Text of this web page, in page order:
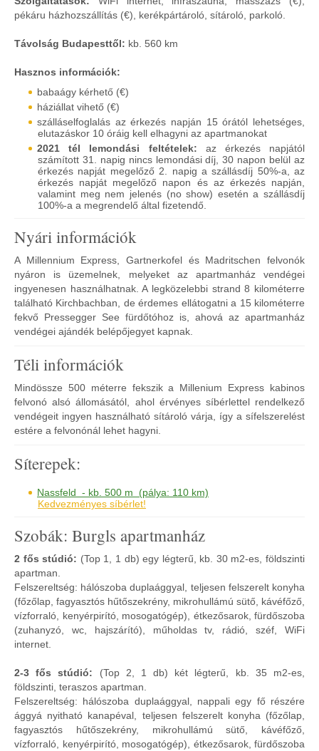
pékáru házhozszállítás (€), kerékpártároló, sítároló, parkoló.
Távolság Budapesttől: kb. 560 km
Hasznos információk:
babaágy kérhető (€)
háziállat vihető (€)
szálláselfoglalás az érkezés napján 15 órától lehetséges,
elutazáskor 10 óráig kell elhagyni az apartmanokat
2021 tél lemondási feltételek: az érkezés napjától
számított 31. napig nincs lemondási díj, 30 napon belül az
érkezés napját megelőző 2. napig a szállásdíj 50%-a, az
érkezés napját megelőző napon és az érkezés napján,
valamint meg nem jelenés (no show) esetén a szállásdíj
100%-a a megrendelő által fizetendő.
Nyári információk
A Millennium Express, Gartnerkofel és Madritschen felvonók
nyáron is üzemelnek, melyeket az apartmanház vendégei
ingyenesen használhatnak. A legközelebbi strand 8 kilométerre
található Kirchbachban, de érdemes ellátogatni a 15 kilométerre
fekvő Pressegger See fürdőtóhoz is, ahová az apartmanház
vendégei ajándék belépőjegyet kapnak.
Téli információk
Mindössze 500 méterre fekszik a Millenium Express kabinos
felvonó alsó állomásától, ahol érvényes síbérlettel rendelkező
vendégeit ingyen használható sítároló várja, így a sífelszerelést
estére a felvonónál lehet hagyni.
Síterepek:
Nassfeld - kb. 500 m (pálya: 110 km)
Kedvezményes síbérlet!
Szobák: Burgls apartmanház
2 fős stúdió: (Top 1, 1 db) egy légterű, kb. 30 m2-es, földszinti
apartman.
Felszereltség: hálószoba duplaággyal, teljesen felszerelt konyha
(főzőlap, fagyasztós hűtőszekrény, mikrohullámú sütő, kávéfőző,
vízforraló, kenyérpirító, mosogatógép), étkezősarok, fürdőszoba
(zuhanyzó, wc, hajszárító), műholdas tv, rádió, széf, WiFi
internet.
2-3 fős stúdió: (Top 2, 1 db) két légterű, kb. 35 m2-es,
földszinti, teraszos apartman.
Felszereltség: hálószoba duplaággyal, nappali egy fő részére
ággyá nyitható kanapéval, teljesen felszerelt konyha (főzőlap,
fagyasztós hűtőszekrény, mikrohullámú sütő, kávéfőző,
vízforraló, kenyérpirító, mosogatógép), étkezősarok, fürdőszoba